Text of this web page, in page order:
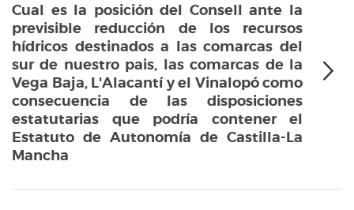
Cual es la posición del Consell ante la
previsible reducción de los recursos
hídricos destinados a las comarcas del
sur de nuestro pais, las comarcas de la
Vega Baja, L'Alacantí y el Vinalopó como
consecuencia de las disposiciones
estatutarias que podría contener el
Estatuto de Autonomía de Castilla-La
Mancha